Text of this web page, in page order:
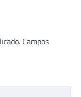
Campos